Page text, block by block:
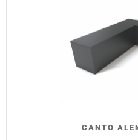
CANTO